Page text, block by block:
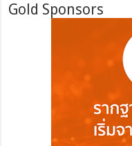
Gold Sponsors